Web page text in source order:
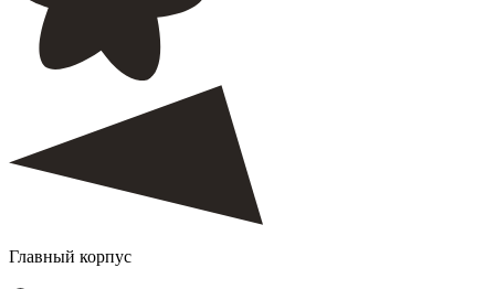
Главный корпус